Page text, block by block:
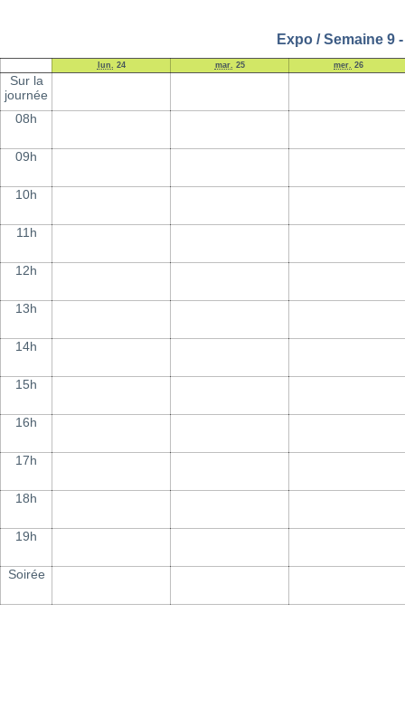
Expo / Semaine 9
lun. 24 mar. 25 mer. 26
Sur la
journée
08h
09h
10h
11h
12h
13h
14h
15h
16h
17h
18h
19h
Soirée